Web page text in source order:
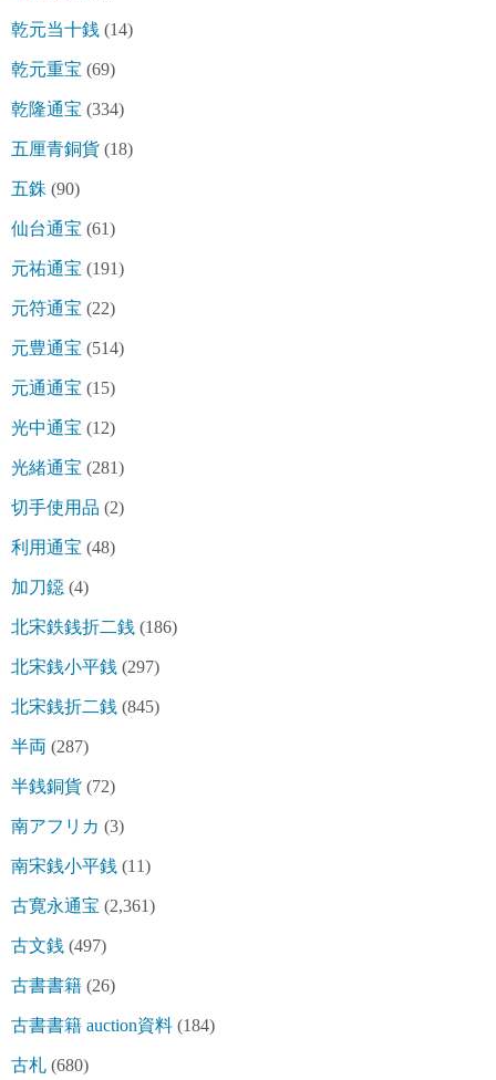
乾元当十銭 (14)
乾元重宝 (69)
乾隆通宝 (334)
五厘青銅貨 (18)
五銖 (90)
仙台通宝 (61)
元祐通宝 (191)
元符通宝 (22)
元豊通宝 (514)
元通通宝 (15)
光中通宝 (12)
光緒通宝 (281)
切手使用品 (2)
利用通宝 (48)
加刀鐚 (4)
北宋鉄銭折二銭 (186)
北宋銭小平銭 (297)
北宋銭折二銭 (845)
半両 (287)
半銭銅貨 (72)
南アフリカ (3)
南宋銭小平銭 (11)
古寛永通宝 (2,361)
古文銭 (497)
古書書籍 (26)
古書書籍 auction資料 (184)
古札 (680)